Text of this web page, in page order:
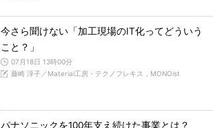
今さら聞けない「加工現場のIT化ってどういう
こと？」
07月18日 13時00分
藤崎 淳子／Material工房・テクノフレキス，MONOist
パナソニックを100年支え続けた事業とは？